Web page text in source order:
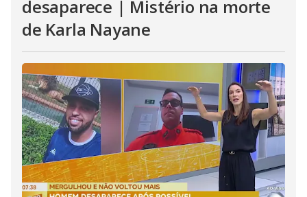
desaparece | Mistério na morte
de Karla Nayane